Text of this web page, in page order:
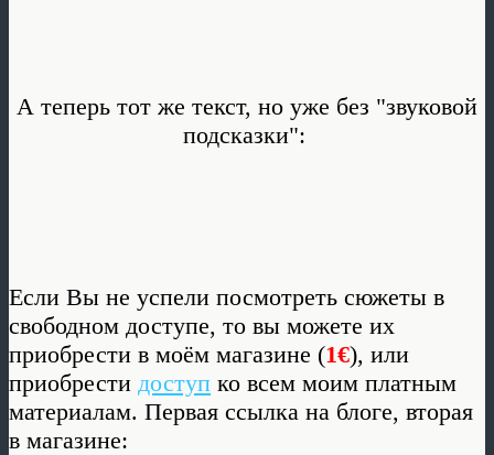
А теперь тот же текст, но уже без "звуковой
подсказки":
Если Вы не успели посмотреть сюжеты в
свободном доступе, то вы можете их
приобрести в моём магазине (1€), или
приобрести доступ ко всем моим платным
материалам. Первая ссылка на блоге, вторая
в магазине: